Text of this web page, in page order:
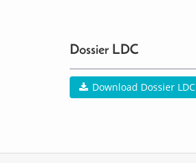
Dossier LDC
Download Dossier LDC